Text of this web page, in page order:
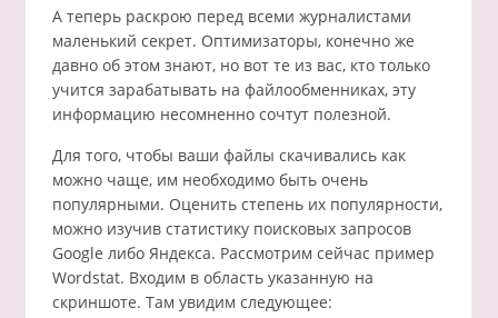
А теперь раскрою перед всеми журналистами
маленький секрет. Оптимизаторы, конечно же
давно об этом знают, но вот те из вас, кто только
учится зарабатывать на файлообменниках, эту
информацию несомненно сочтут полезной.
Для того, чтобы ваши файлы скачивались как
можно чаще, им необходимо быть очень
популярными. Оценить степень их популярности,
можно изучив статистику поисковых запросов
Google либо Яндекса. Рассмотрим сейчас пример
Wordstat. Входим в область указанную на
скриншоте. Там увидим следующее: